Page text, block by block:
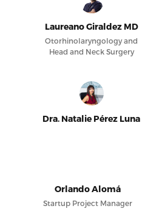
Laureano Giraldez MD
Otorhinolaryngology and
Head and Neck Surgery
Dra. Natalie Pérez Luna
Orlando Alomá
Startup Project Manager